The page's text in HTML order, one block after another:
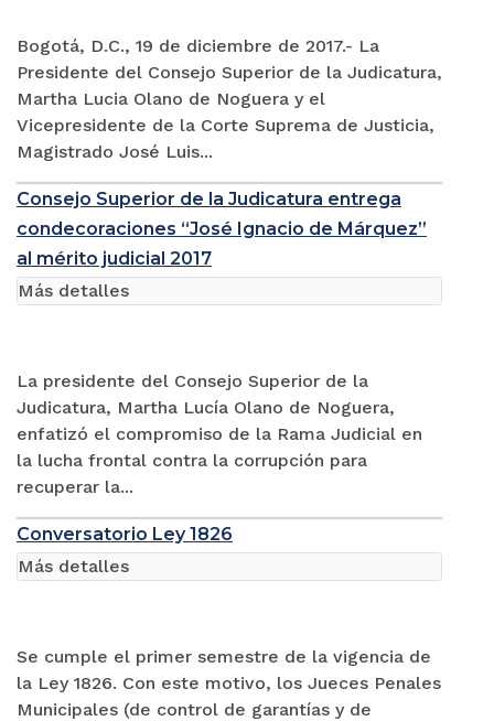
Bogotá, D.C., 19 de diciembre de 2017.- La
Presidente del Consejo Superior de la Judicatura,
Martha Lucia Olano de Noguera y el
Vicepresidente de la Corte Suprema de Justicia,
Magistrado José Luis...
Consejo Superior de la Judicatura entrega
condecoraciones “José Ignacio de Márquez”
al mérito judicial 2017
La presidente del Consejo Superior de la
Judicatura, Martha Lucía Olano de Noguera,
enfatizó el compromiso de la Rama Judicial en
la lucha frontal contra la corrupción para
recuperar la...
Más detalles
Conversatorio Ley 1826
Se cumple el primer semestre de la vigencia de
la Ley 1826. Con este motivo, los Jueces Penales
Municipales (de control de garantías y de
Más detalles